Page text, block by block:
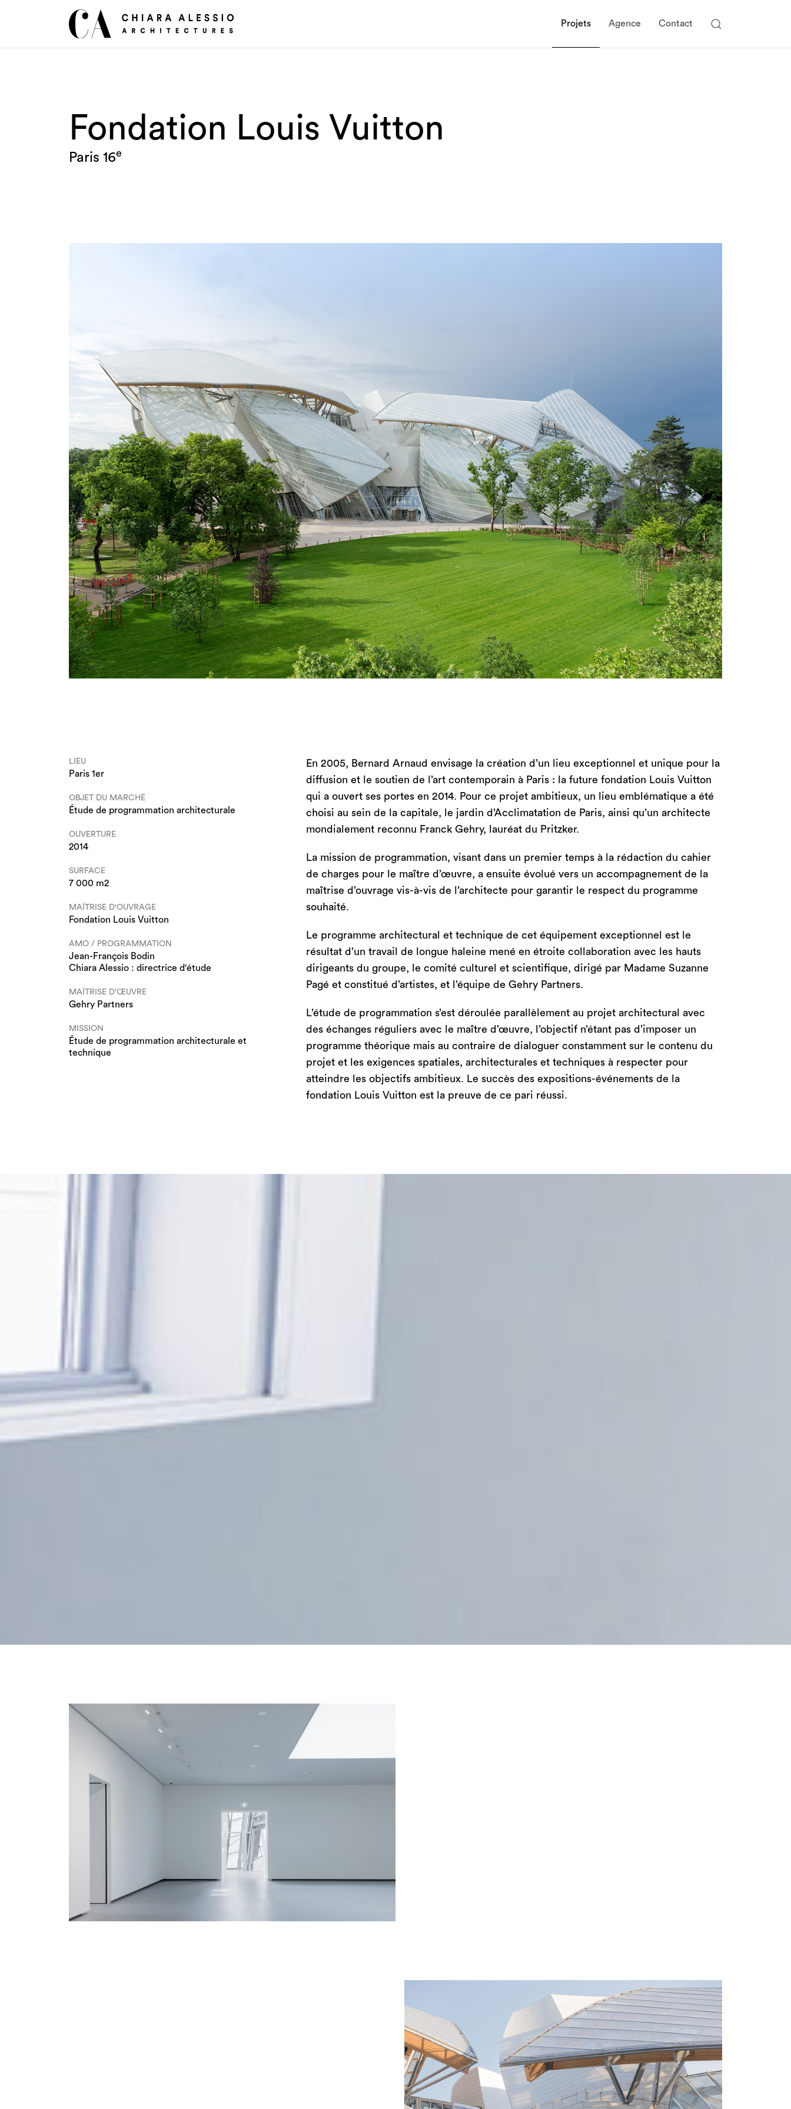
Projets Agence Contact
Fondation Louis Vuitton
Paris 16e
LIEU
Paris 1er
OBJET DU MARCHÉ
Étude de programmation architecturale
OUVERTURE
2014
SURFACE
7 000 m2
MAÎTRISE D'OUVRAGE
Fondation Louis Vuitton
AMO / PROGRAMMATION
Jean-François Bodin
Chiara Alessio : directrice d'étude
MAÎTRISE D’ŒUVRE
Gehry Partners
MISSION
Étude de programmation architecturale et
technique
En 2005, Bernard Arnaud envisage la création d’un lieu exceptionnel et unique pour la
diffusion et le soutien de l’art contemporain à Paris : la future fondation Louis Vuitton
qui a ouvert ses portes en 2014. Pour ce projet ambitieux, un lieu emblématique a été
choisi au sein de la capitale, le jardin d’Acclimatation de Paris, ainsi qu’un architecte
mondialement reconnu Franck Gehry, lauréat du Pritzker.
La mission de programmation, visant dans un premier temps à la rédaction du cahier
de charges pour le maître d’œuvre, a ensuite évolué vers un accompagnement de la
maîtrise d’ouvrage vis-à-vis de l’architecte pour garantir le respect du programme
souhaité.
Le programme architectural et technique de cet équipement exceptionnel est le
résultat d’un travail de longue haleine mené en étroite collaboration avec les hauts
dirigeants du groupe, le comité culturel et scientifique, dirigé par Madame Suzanne
Pagé et constitué d’artistes, et l’équipe de Gehry Partners.
L’étude de programmation s’est déroulée parallèlement au projet architectural avec
des échanges réguliers avec le maître d’œuvre, l’objectif n’étant pas d’imposer un
programme théorique mais au contraire de dialoguer constamment sur le contenu du
projet et les exigences spatiales, architecturales et techniques à respecter pour
atteindre les objectifs ambitieux. Le succès des expositions-événements de la
fondation Louis Vuitton est la preuve de ce pari réussi.